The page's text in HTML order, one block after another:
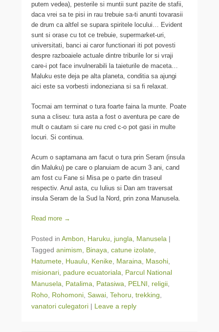
putem vedea), pesterile si muntii sunt pazite de stafii,
daca vrei sa te pisi in rau trebuie sa-ti anunti tovarasii
de drum ca altfel se supara spiritele locului… Evident
sunt si orase cu tot ce trebuie, supermarket-uri,
universitati, banci ai caror functionari iti pot povesti
despre razboaiele actuale dintre triburile lor si vraji
care-i pot face invulnerabili la taieturile de maceta…
Maluku este deja pe alta planeta, conditia sa ajungi
aici este sa vorbesti indoneziana si sa fi relaxat.
Tocmai am terminat o tura foarte faina la munte. Poate
suna a cliseu: tura asta a fost o aventura pe care de
mult o cautam si care nu cred c-o pot gasi in multe
locuri. Si continua.
Acum o saptamana am facut o tura prin Seram (insula
din Maluku) pe care o planuiam de acum 3 ani, cand
am fost cu Fane si Misa pe o parte din traseul
respectiv. Anul asta, cu Iulius si Dan am traversat
insula Seram de la Sud la Nord, prin zona Manusela.
Read more →
Posted in Ambon Haruku jungla Manusela |
Tagged animism Binaya catune izolate
Hatumete Huaulu Kenike Maraina Masohi
misionari padure ecuatoriala
Parcul National
Manusela
Patalima Patasiwa PELNI religii
Roho Rohomoni Sawai Tehoru trekking
vanatori culegatori | Leave a reply